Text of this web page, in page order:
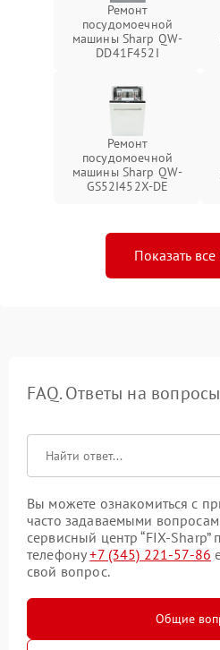
Ремонт
посудомоечной
машины Sharp QW-
DD41F452I
Ремонт
посудомоечной
машины Sharp QW-
GS52I452X-DE
Показать
FAQ. Ответы на вопросы
Вы можете ознакомиться с
часто задаваемыми
сервисный центр “FIX-
телефону+7 (345) 221-57-86
свой вопрос.
Общие